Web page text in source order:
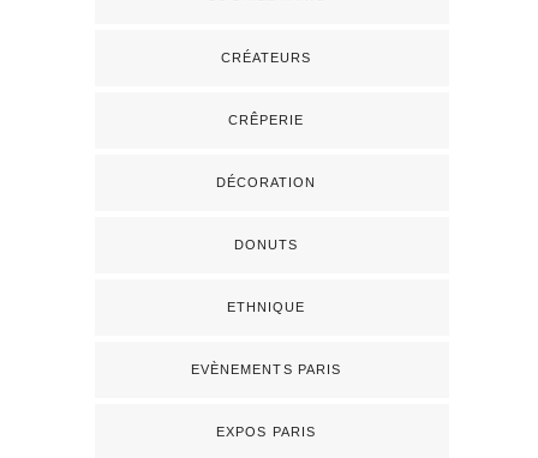
CRÉATEURS
CRÊPERIE
DÉCORATION
DONUTS
ETHNIQUE
EVÈNEMENTS PARIS
EXPOS PARIS